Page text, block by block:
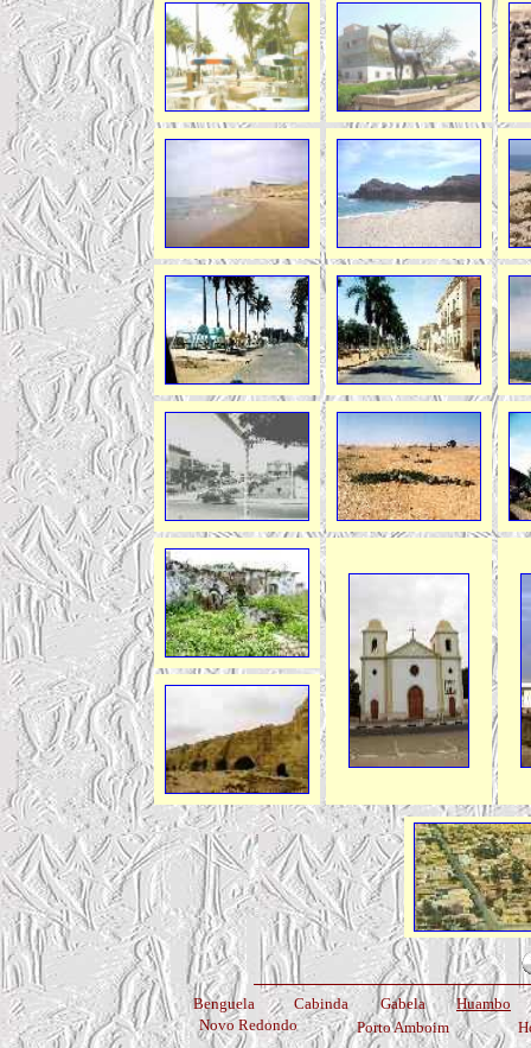
Benguela Cabinda Gabela
Huambo
Novo Redondo
Porto Amboim